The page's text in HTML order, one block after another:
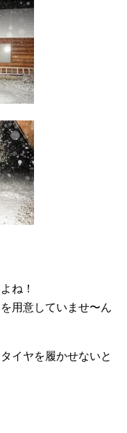
ね！
用意していませ〜ん
イヤを履かせないと